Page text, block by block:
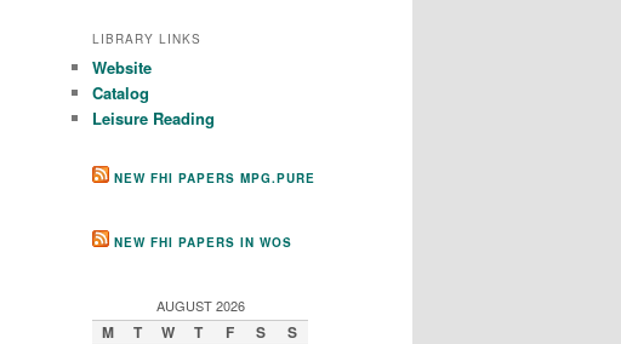
LIBRARY LINKS
Website
Catalog
Leisure Reading
NEW FHI PAPERS MPG.PURE
NEW FHI PAPERS IN WOS
AUGUST 2026
M T W T F S S